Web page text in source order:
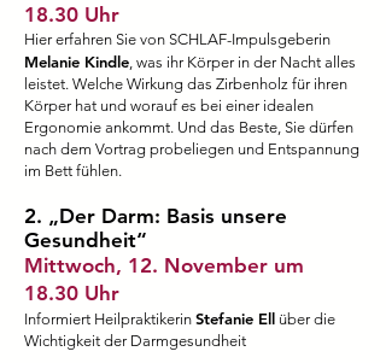
18.30 Uhr
Hier erfahren Sie von SCHLAF-Impulsgeberin
Melanie Kindle, was ihr Körper in der Nacht alles
leistet. Welche Wirkung das Zirbenholz für ihren
Körper hat und worauf es bei einer idealen
Ergonomie ankommt. Und das Beste, Sie dürfen
nach dem Vortrag probeliegen und Entspannung
im Bett fühlen.
2. „Der Darm: Basis unsere
Gesundheit“
Mittwoch, 12. November um
18.30 Uhr
Informiert Heilpraktikerin Stefanie Ell über die
Wichtigkeit der Darmgesundheit